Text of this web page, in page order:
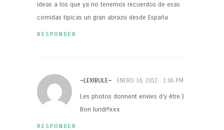
ideas a los que ya no tenemos recuerdos de esas
comidas tipicas un gran abrazo desde España.
RESPONDER
~LEXIBULE~ ENERO 16, 2012 1:06 PM
Les photos donnent envies d'y être:)
Bon lundi!!xxx
RESPONDER